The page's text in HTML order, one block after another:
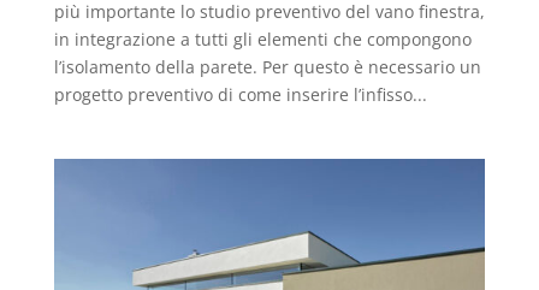
più importante lo studio preventivo del vano finestra,
in integrazione a tutti gli elementi che compongono
l’isolamento della parete. Per questo è necessario un
progetto preventivo di come inserire l’infisso...